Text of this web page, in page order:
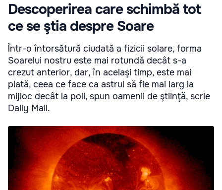
Descoperirea care schimbă tot
ce se ştia despre Soare
Într-o întorsătură ciudată a fizicii solare, forma
Soarelui nostru este mai rotundă decât s-a
crezut anterior, dar, în acelaşi timp, este mai
plată, ceea ce face ca astrul să fie mai larg la
mijloc decât la poli, spun oamenii de ştiinţă, scrie
Daily Mail.